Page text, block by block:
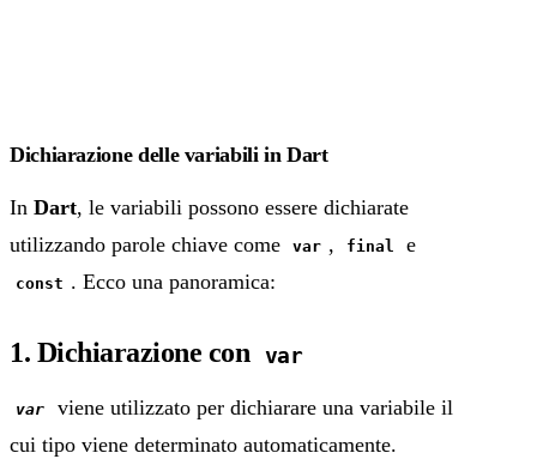
Dichiarazione delle variabili in Dart
In Dart, le variabili possono essere dichiarate
utilizzando parole chiave come
var , final e
const . Ecco una panoramica:
1. Dichiarazione con var
var
viene utilizzato per dichiarare una variabile il
cui tipo viene determinato automaticamente.